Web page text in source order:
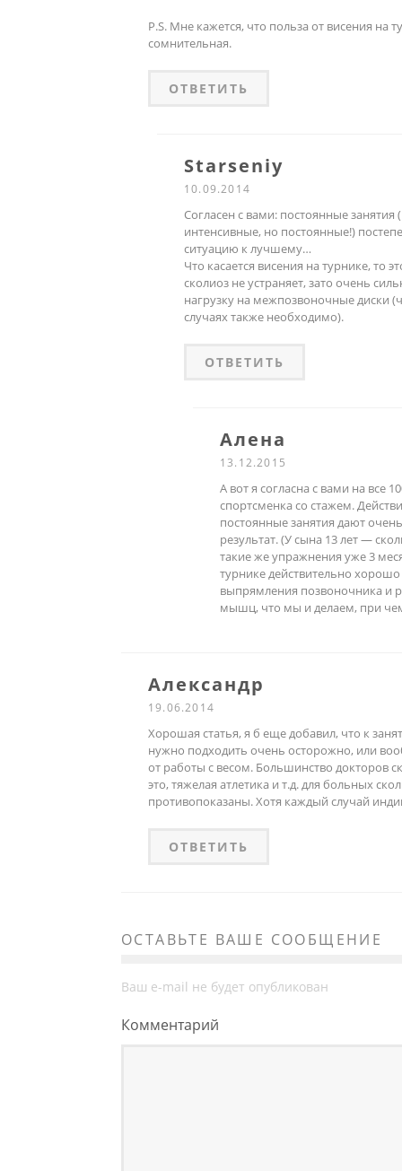
P.S. Мне кажется, что польза от висения на
сомнительная.
ОТВЕТИТЬ
Starseniy
10.09.2014
Согласен с вами: постоянные занятия
интенсивные, но постоянные!)
ситуацию к лучшему…
Что касается висения на турнике, то
сколиоз не устраняет, зато очень
нагрузку на межпозвоночные диски
случаях также необходимо).
ОТВЕТИТЬ
Алена
13.12.2015
А вот я согласна с вами на все
спортсменка со стажем.
постоянные занятия дают
результат. (У сына 13 лет —
такие же упражнения уже 3
турнике действительно
выпрямления позвоночника и
мышц, что мы и делаем, при
Александр
19.06.2014
Хорошая статья, я б еще добавил, что к
нужно подходить очень осторожно, или
от работы с весом. Большинство докторов
это, тяжелая атлетика и т.д. для больных
противопоказаны. Хотя каждый случай
ОТВЕТИТЬ
ОСТАВЬТЕ ВАШЕ СООБЩЕНИЕ
Ваш e-mail не будет опубликован
Комментарий